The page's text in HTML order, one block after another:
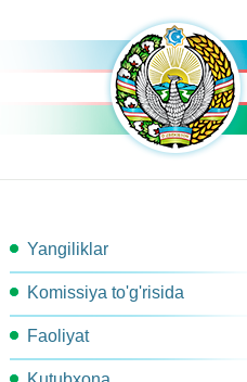
Yangiliklar
Komissiya to'g'risida
Komissiya tarkibi
Faoliyat